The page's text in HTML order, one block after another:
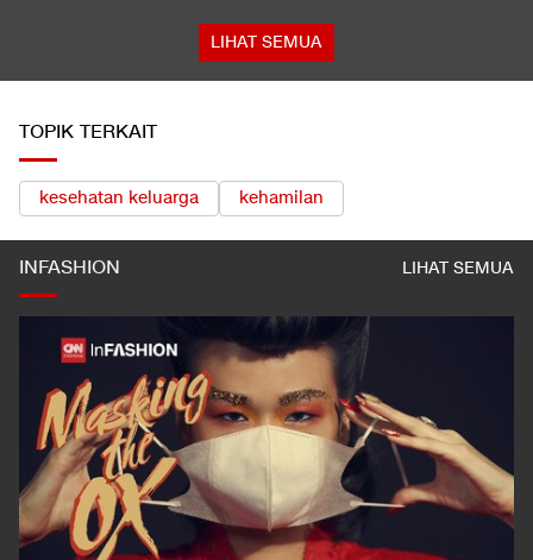
LIHAT SEMUA
TOPIK TERKAIT
kesehatan keluarga kehamilan
INFASHION LIHAT SEMUA